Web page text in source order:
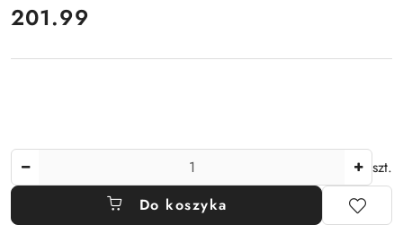
cena:
201.99
szt.
Do koszyka